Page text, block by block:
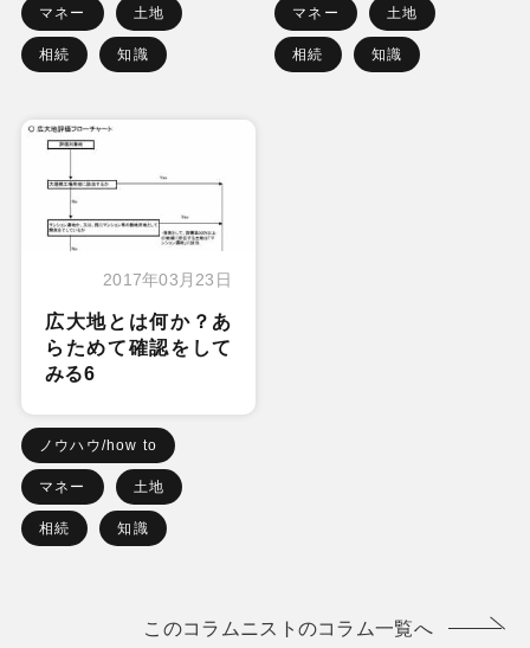
マネー 土地
相続 知識
マネー 土地
相続 知識
2017年03月23日
広大地とは何か？あ
らためて確認をして
みる6
ノウハウ/how to
マネー 土地
相続 知識
このコラムニストのコラム一覧へ